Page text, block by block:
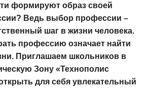
формируют образ своей
Ведь выбор профессии –
шаг в жизни человека.
профессию означает найти
Приглашаем школьников в
Зону «Технополис
для себя увлекательный